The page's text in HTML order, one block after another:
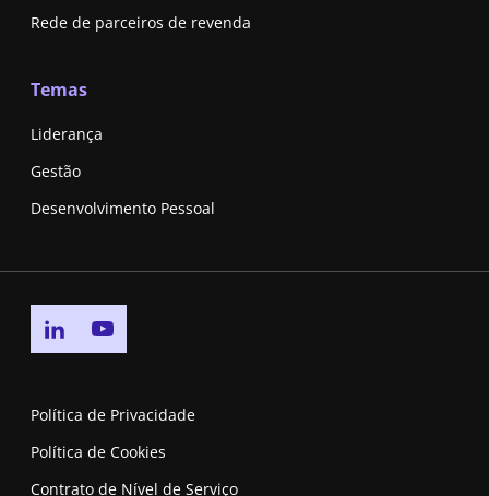
Rede de parceiros de revenda
Temas
Liderança
Gestão
Desenvolvimento Pessoal
Go to linkedin page
Política de Privacidade
Política de Cookies
Contrato de Nível de Serviço